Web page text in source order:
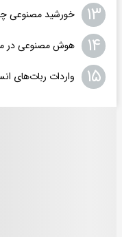
۱۳ خورشید مصنوعی
۱۴ هوش مصنوعی در
۱۵ واردات ربات‌های